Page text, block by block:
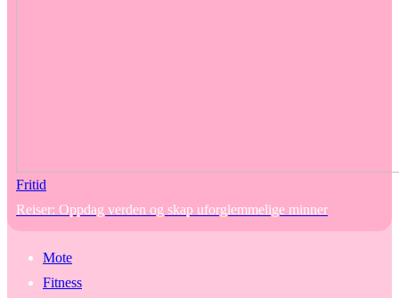
Fritid
Reiser: Oppdag verden og skap uforglemmelige minner
Mote
Fitness